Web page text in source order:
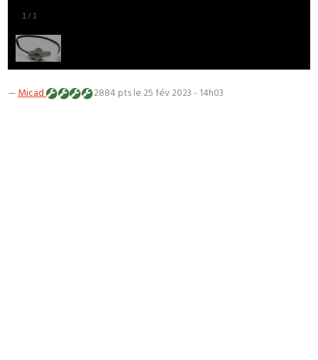
1 / 1
—Micad 2884 ptsle 25 fév 2023 - 14h03